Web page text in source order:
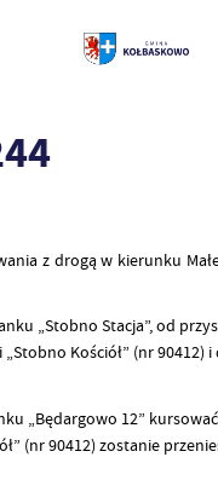
z drogą w kierunku
„Stobno Stacja”, od
Kościół” (nr
„Będargowo 12”
(nr 90412) zostanie